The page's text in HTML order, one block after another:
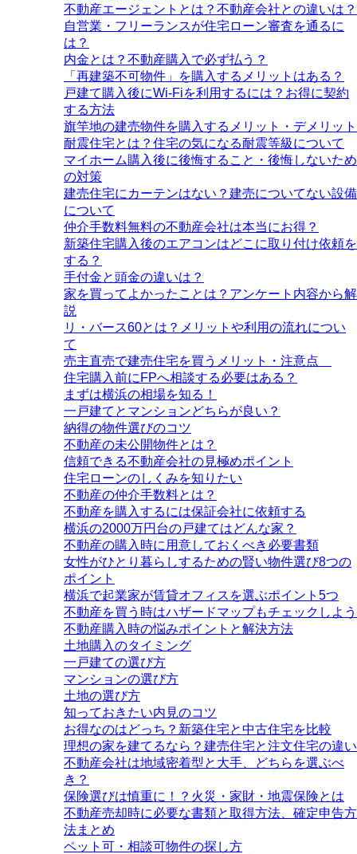
不動産エージェントとは？不動産会社との違いは？
自営業・フリーランスが住宅ローン審査を通るに
は？
内金とは？不動産購入で必ず払う？
「再建築不可物件」を購入するメリットはある？
戸建て購入後にWi-Fiを利用するには？お得に契約
する方法
旗竿地の建売物件を購入するメリット・デメリット
耐震住宅とは？住宅の気になる耐震等級について
マイホーム購入後に後悔すること・後悔しないため
の対策
建売住宅にカーテンはない？建売についてない設備
について
仲介手数料無料の不動産会社は本当にお得？
新築住宅購入後のエアコンはどこに取り付け依頼を
する？
手付金と頭金の違いは？
家を買ってよかったことは？アンケート内容から解
説
リ・バース60とは？メリットや利用の流れについ
て
売主直売で建売住宅を買うメリット・注意点
住宅購入前にFPへ相談する必要はある？
まずは横浜の相場を知る！
一戸建てとマンションどちらが良い？
納得の物件選びのコツ
不動産の未公開物件とは？
信頼できる不動産会社の見極めポイント
住宅ローンのしくみを知りたい
不動産の仲介手数料とは？
不動産を購入するには保証会社に依頼する
横浜の2000万円台の戸建てはどんな家？
不動産の購入時に用意しておくべき必要書類
女性がひとり暮らしするための賢い物件選び8つの
ポイント
横浜で起業家が賃貸オフィスを選ぶポイント5つ
不動産を買う時はハザードマップもチェックしよう
不動産購入時の悩みポイントと解決方法
土地購入のタイミング
一戸建ての選び方
マンションの選び方
土地の選び方
知っておきたい内見のコツ
お得なのはどっち？新築住宅と中古住宅を比較
理想の家を建てるなら？建売住宅と注文住宅の違い
不動産会社は地域密着型と大手、どちらを選ぶべ
き？
保険選びは慎重に！？火災・家財・地震保険とは
不動産売却時に必要な書類と取得方法、確定申告方
法まとめ
ペット可・相談可物件の探し方